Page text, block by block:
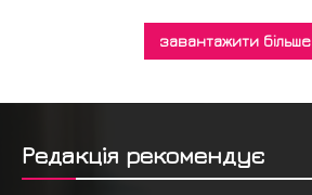
завантажити більше
Редакція рекомендує